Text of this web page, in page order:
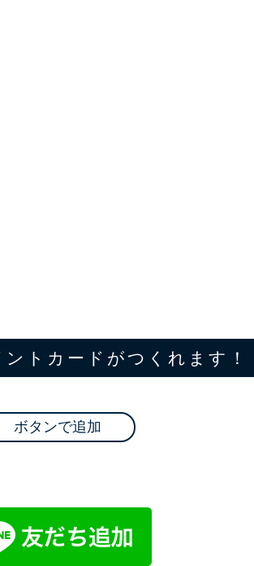
ントカードがつくれます！
ボタンで追加